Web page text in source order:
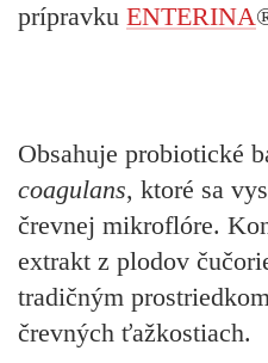
prípravku ENTERINA
Obsahuje probiotické
coagulans, ktoré sa
črevnej mikroflóre.
extrakt z plodov
tradičným
črevných ťažkostiach.